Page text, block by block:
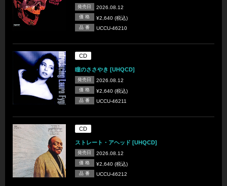
発売日 2026.08.12
価 格 ¥2,640 (税込)
品 番 UCCU-46210
CD
瞳のささやき [UHQCD]
発売日 2026.08.12
価 格 ¥2,640 (税込)
品 番 UCCU-46211
CD
ストレート・アヘッド [UHQCD]
発売日 2026.08.12
価 格 ¥2,640 (税込)
品 番 UCCU-46212